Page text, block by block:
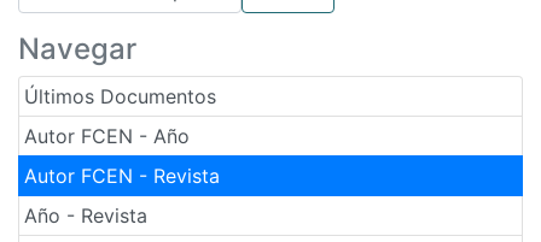
Navegar
Últimos Documentos
Autor FCEN - Año
Autor FCEN - Revista
Año - Revista